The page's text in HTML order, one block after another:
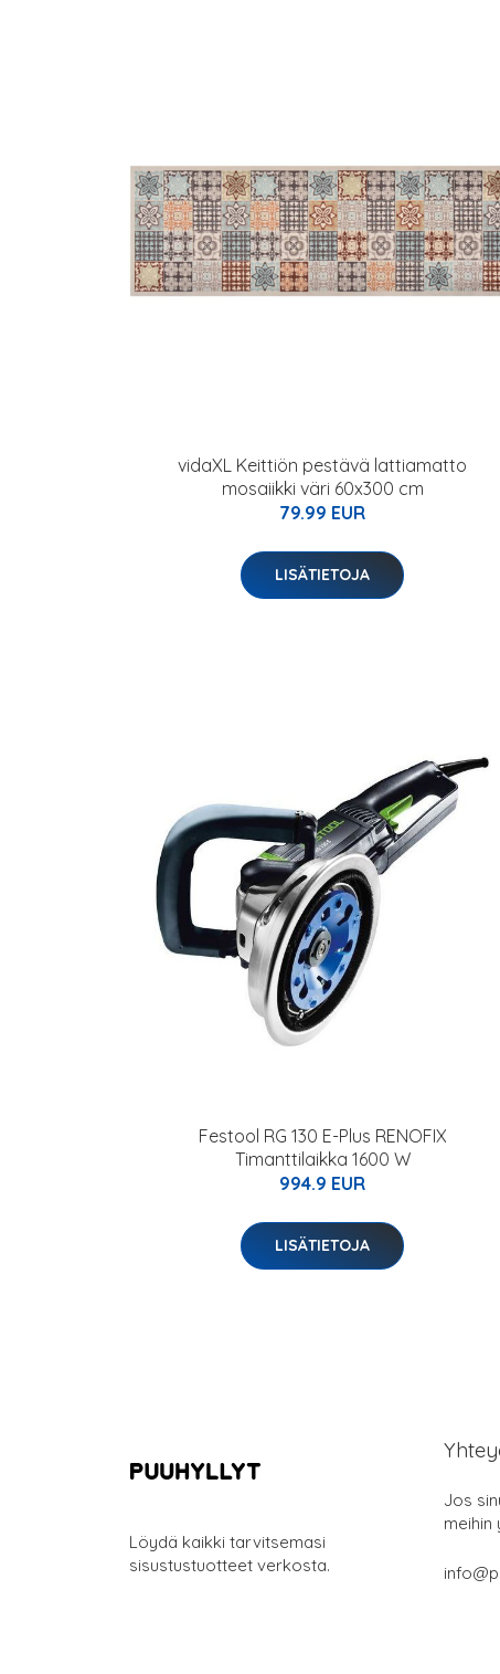
vidaXL Keittiön pestävä lattiamatto
mosaiikki väri 60x300 cm
79.99 EUR
LISÄTIETOJA
Festool RG 130 E-Plus RENOFIX
Timanttilaikka 1600 W
994.9 EUR
LISÄTIETOJA
Löydä kaikki tarvitsemasi
sisustustuotteet verkosta.
Jos